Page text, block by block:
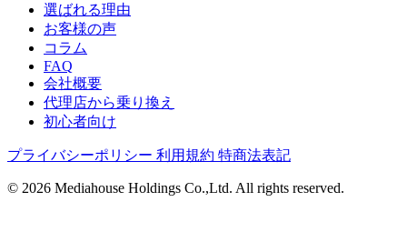
選ばれる理由
お客様の声
コラム
FAQ
会社概要
代理店から乗り換え
初心者向け
プライバシーポリシー 利用規約 特商法表記
© 2026 Mediahouse Holdings Co.,Ltd. All rights reserved.